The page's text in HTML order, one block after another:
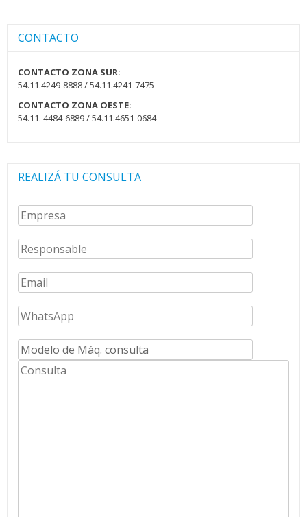
CONTACTO
CONTACTO ZONA SUR:
54.11.4249-8888 / 54.11.4241-7475
CONTACTO ZONA OESTE:
54.11. 4484-6889 / 54.11.4651-0684
REALIZÁ TU CONSULTA